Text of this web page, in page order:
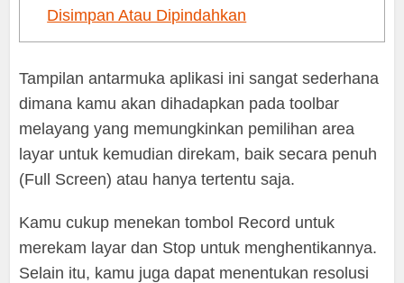
Disimpan Atau Dipindahkan
Tampilan antarmuka aplikasi ini sangat sederhana
dimana kamu akan dihadapkan pada toolbar
melayang yang memungkinkan pemilihan area
layar untuk kemudian direkam, baik secara penuh
(Full Screen) atau hanya tertentu saja.
Kamu cukup menekan tombol Record untuk
merekam layar dan Stop untuk menghentikannya.
Selain itu, kamu juga dapat menentukan resolusi